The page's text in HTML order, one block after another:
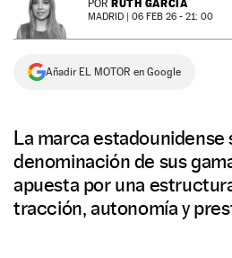
NEWSLETTER
SÍGUENOS
POR RUTH GARCÍA
MADRID | 06 FEB 26 - 21: 00
Añadir EL MOTOR en Google
La marca estadounidense
denominación de sus
apuesta por una
tracción, autonomía y